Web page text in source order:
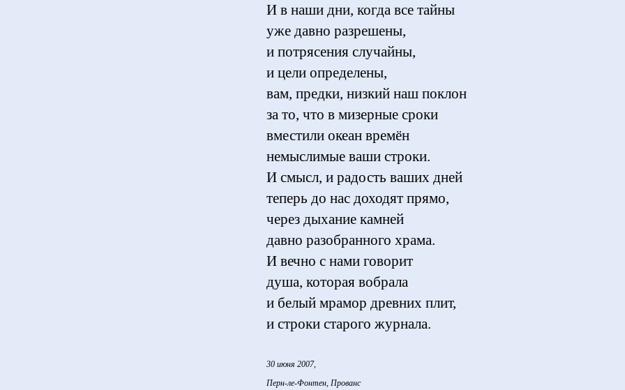
И в наши дни, когда все тайны
уже давно разрешены,
и потрясения случайны,
и цели определены,
вам, предки, низкий наш поклон
за то, что в мизерные сроки
вместили океан времён
немыслимые ваши строки.
И смысл, и радость ваших дней
теперь до нас доходят прямо,
через дыхание камней
давно разобранного храма.
И вечно с нами говорит
душа, которая вобрала
и белый мрамор древних плит,
и строки старого журнала.
30 июня 2007,
Перн-ле-Фонтен, Прованс